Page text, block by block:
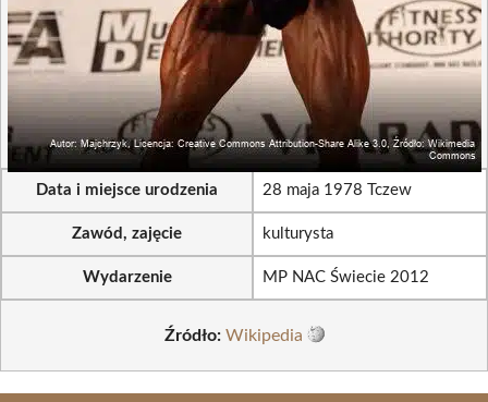
Data i miejsce urodzenia 28 maja 1978 Tczew
Zawód, zajęcie kulturysta
Wydarzenie MP NAC Świecie 2012
Źródło: Wikipedia